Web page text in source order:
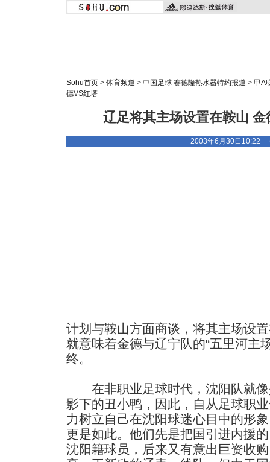
Sohu首页 > 体育频道 > 中国足球 赛德隆热水器特约报道 > 甲A
德VS红塔
辽足将其主场设置在鞍山
2003年6月30日10:22
计划与鞍山方面商谈，将其主场设
就意味着金德与辽宁队的“五里河主
终。
在非职业足球时代，沈阳队就像
影下的丑小鸭，因此，自从足球职
力树立自己在沈阳球迷心目中的形
更是如此。他们先是把国引进内援
沈阳籍球员，后来又有意出巨资收